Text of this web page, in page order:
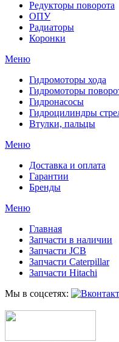
Редукторы поворота
ОПУ
Радиаторы
Коронки
Меню
Гидромоторы хода
Гидромоторы
Гидронасосы
Гидроцилиндры
Втулки, пальцы
Меню
Доставка и оплата
Гарантии
Бренды
Меню
Главная
Запчасти в наличии
Запчасти JCB
Запчасти Caterpillar
Запчасти Hitachi
Мы в соцсетях: